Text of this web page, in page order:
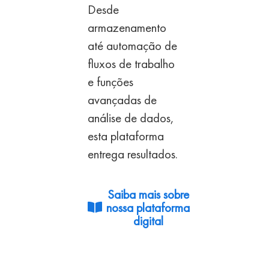
Desde
armazenamento
até automação de
fluxos de trabalho
e funções
avançadas de
análise de dados,
esta plataforma
entrega resultados.
Saiba mais sobre
nossa plataforma
digital